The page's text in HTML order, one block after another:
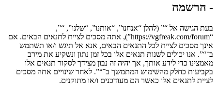
- הרשמה
בעת הגישה אל “” (להלן “אנחנו”, “אותנו”, “שלנו”, “”,
“https://vgfreak.com/forum”), אתה מסכים לציית לתנאים הבאים. אם
אינך מסכים לציית לכל התנאים הבאים, אנא אל תיגש ו/או תשתמש
ב־“”. אנו יכולים לשנות תנאים אלו בכל זמן נתון ונשקיע את מירב
מאמצינו כדי לידע אותך, אך יהיה זה נבון מצידך לסקור תנאים אלו
בקביעות כחלק מהשימוש המתמשך ב־“”. לאחר שינויים אתה מסכים
לציית לתנאים אלו כאשר הם מעודכנים ו/או מתוקנים.